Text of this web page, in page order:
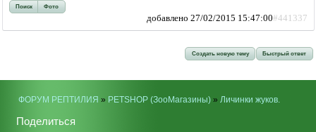
Поиск Фото
добавлено 27/02/2015 15:47:00#441337
Создать новую тему Быстрый ответ
ФОРУМ РЕПТИЛИЯ » PETSHOP (ЗооМагазины)» Личинки жуков.
Поделиться